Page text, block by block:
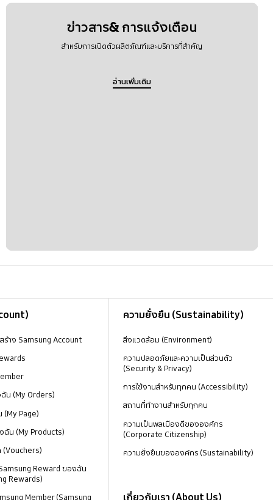
ข่าวสาร& การแจ้งเตือน
สำหรับการเปิดตัวผลิตภัณฑ์และบริการที่สำคัญ
อ่านเพิ่มเติม
ร้าง Samsung Account
น (My Orders)
Page)
น (My Products)
Reward ของฉัน
Rewards)
Member (Samsung
ความยั่งยืน (Sustainability)
สิ่งแวดล้อม (Environment)
ความปลอดภัยและความเป็นส่วนตัว
(Security & Privacy)
การใช้งานสำหรับทุกคน (Accessibility)
สถานที่ทำงานสำหรับทุกคน
ความเป็นพลเมืองดีขององค์กร
(Corporate Citizenship)
ความยั่งยืนขององค์กร (Sustainability)
เกี่ยวกับเรา (About Us)